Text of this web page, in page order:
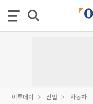
이투데이 산업 자동차